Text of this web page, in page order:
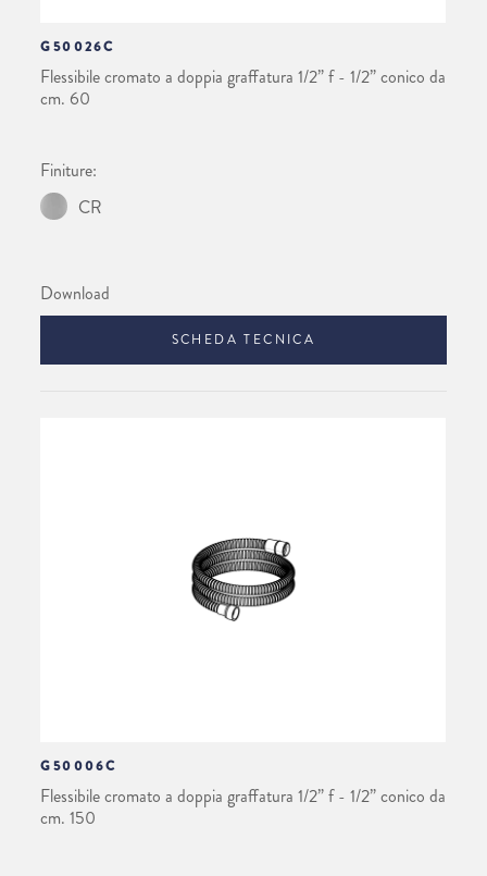
G50026C
Flessibile cromato a doppia graffatura 1/2” f - 1/2” conico da
cm. 60
Finiture:
CR
Download
SCHEDA TECNICA
G50006C
Flessibile cromato a doppia graffatura 1/2” f - 1/2” conico da
cm. 150